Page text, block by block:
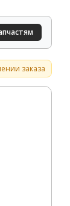
заказа